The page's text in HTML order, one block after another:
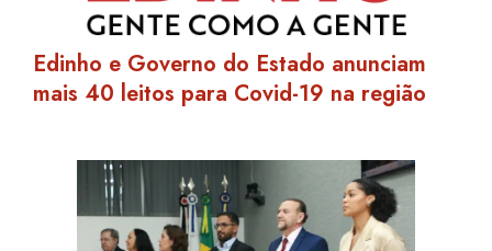
Edinho e Governo do Estado anunciam
mais 40 leitos para Covid-19 na região